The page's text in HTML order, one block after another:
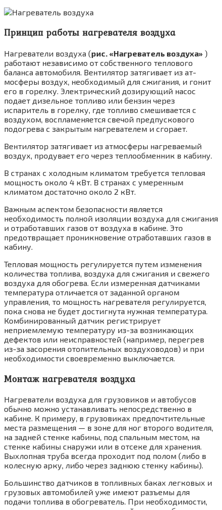
Принцип работы нагревателя воздуха
Нагреватели воздуха (рис. «Нагреватель воздуха» )
работают неза­висимо от собственного теплового
баланса автомобиля. Вентилятор затягивает из ат­
мосферы воздух, необходимый для сжига­ния, и гонит
его в горелку. Электрический до­зирующий насос
подает дизельное топливо или бензин через
испаритель в горелку, где топливо смешивается с
воздухом, воспла­меняется свечой предпускового
подогрева с закрытым нагревателем и сгорает.
Вентилятор затягивает из атмосферы на­греваемый
воздух, продувает его через те­плообменник в кабину.
В странах с холодным климатом требуется тепловая
мощность около 4 кВт. В странах с умеренным
климатом достаточно около 2 кВт.
Важным аспектом безопасности является
необходимость полной изоляции воздуха для сжигания
и отработавших газов от воздуха в кабине. Это
предотвращает проникновение отработавших газов в
кабину.
Тепловая мощность регулируется путем изменения
количества топлива, воздуха для сжигания и свежего
воздуха для обогрева. Если измеренная датчиками
температура от­личается от заданной органом
управления, то мощность нагревателя регулируется,
пока снова не будет достигнута нужная темпера­тура.
Комбинированный датчик регистрирует
неприемлемую температуру из-за возникаю­щих
дефектов или неисправностей (напри­мер, перегрев
из-за засорения отопительных воздуховодов) и при
необходимости своевре­менно выключается.
Монтаж нагревателя воздуха
Нагреватели воздуха для грузовиков и автобусов
обычно можно устанавливать непосредственно в
кабине. К примеру, в грузовиках предпочтительные
места разме­щения — в зоне для ног второго водителя,
на задней стенке кабины, под спальным местом, на
стенке кабины снаружи или в отсеке для хранения.
Выхлопная труба всегда проходит под полом (либо в
колесную арку, либо через заднюю стенку кабины).
Большинство датчиков в топливных баках легковых и
грузовых автомобилей уже имеют разъемы для
подачи топлива в обогреватель. При необходимости,